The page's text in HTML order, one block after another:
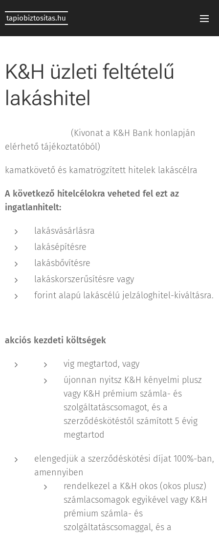
tapiobiztositas.hu
K&H üzleti feltételű
lakáshitel
(Kivonat a K&H Bank honlapján
elérhető tájékoztatóból)
kamatkövető és kamatrögzített hitelek lakáscélra
A következő hitelcélokra veheted fel ezt az
ingatlanhitelt:
lakásvásárlásra
lakásépítésre
lakásbővítésre
lakáskorszerűsítésre vagy
forint alapú lakáscélú jelzáloghitel-kiváltásra.
akciós kezdeti költségek
vig megtartod, vagy
újonnan nyitsz K&H kényelmi plusz
vagy K&H prémium számla- és
szolgáltatáscsomagot, és a
szerződéskötéstől számított 5 évig
megtartod
elengedjük a szerződéskötési díjat 100%-ban,
amennyiben
rendelkezel a K&H okos (okos plusz)
számlacsomagok egyikével vagy K&H
prémium számla- és
szolgáltatáscsomaggal, és a